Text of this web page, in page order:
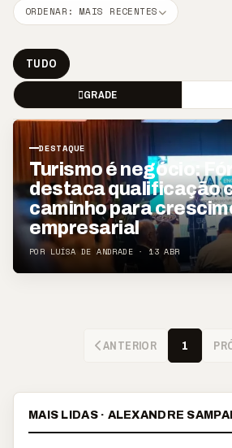
ORDENAR: MAIS RECENTES
TUDO
GRADE
DESTAQUE
Turismo é negócio:
destaca qualificação
caminho para
empresarial
POR LUÍSA DE ANDRADE · 13 ABR
ANTERIOR 1
MAIS LIDAS · ALEXANDRE